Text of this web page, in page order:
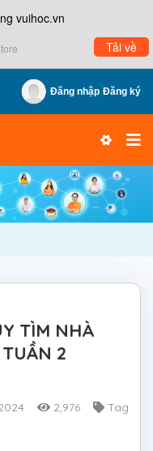
vuihoc.vn
Tải về
Đăng nhập Đăng ký
TÌM NHÀ
2
2,976
Tag